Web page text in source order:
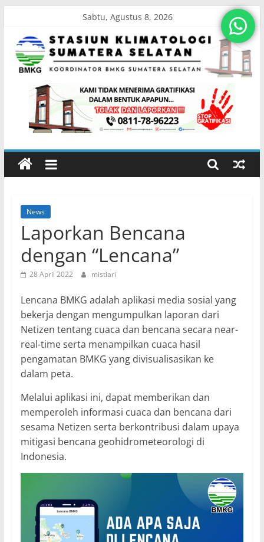
content
Sabtu, Agustus 8, 2026
Stasiun
Klimatologi
Sumatera
Koordinator
BMKG
Sumatera
Selatan
News
Laporkan Bencana
dengan “Lencana”
28 April 2022 mistiari
Lencana BMKG adalah aplikasi media sosial yang
bekerja dengan mengumpulkan laporan dari
Netizen tentang cuaca dan bencana secara near-
real-time serta menampilkan cuaca hasil
pengamatan BMKG yang divisualisasikan ke
dalam peta.
Melalui aplikasi ini, dapat memberikan dan
memperoleh informasi cuaca dan bencana dari
sesama Netizen serta berkontribusi dalam upaya
mitigasi bencana geohidrometeorologi di
Indonesia.